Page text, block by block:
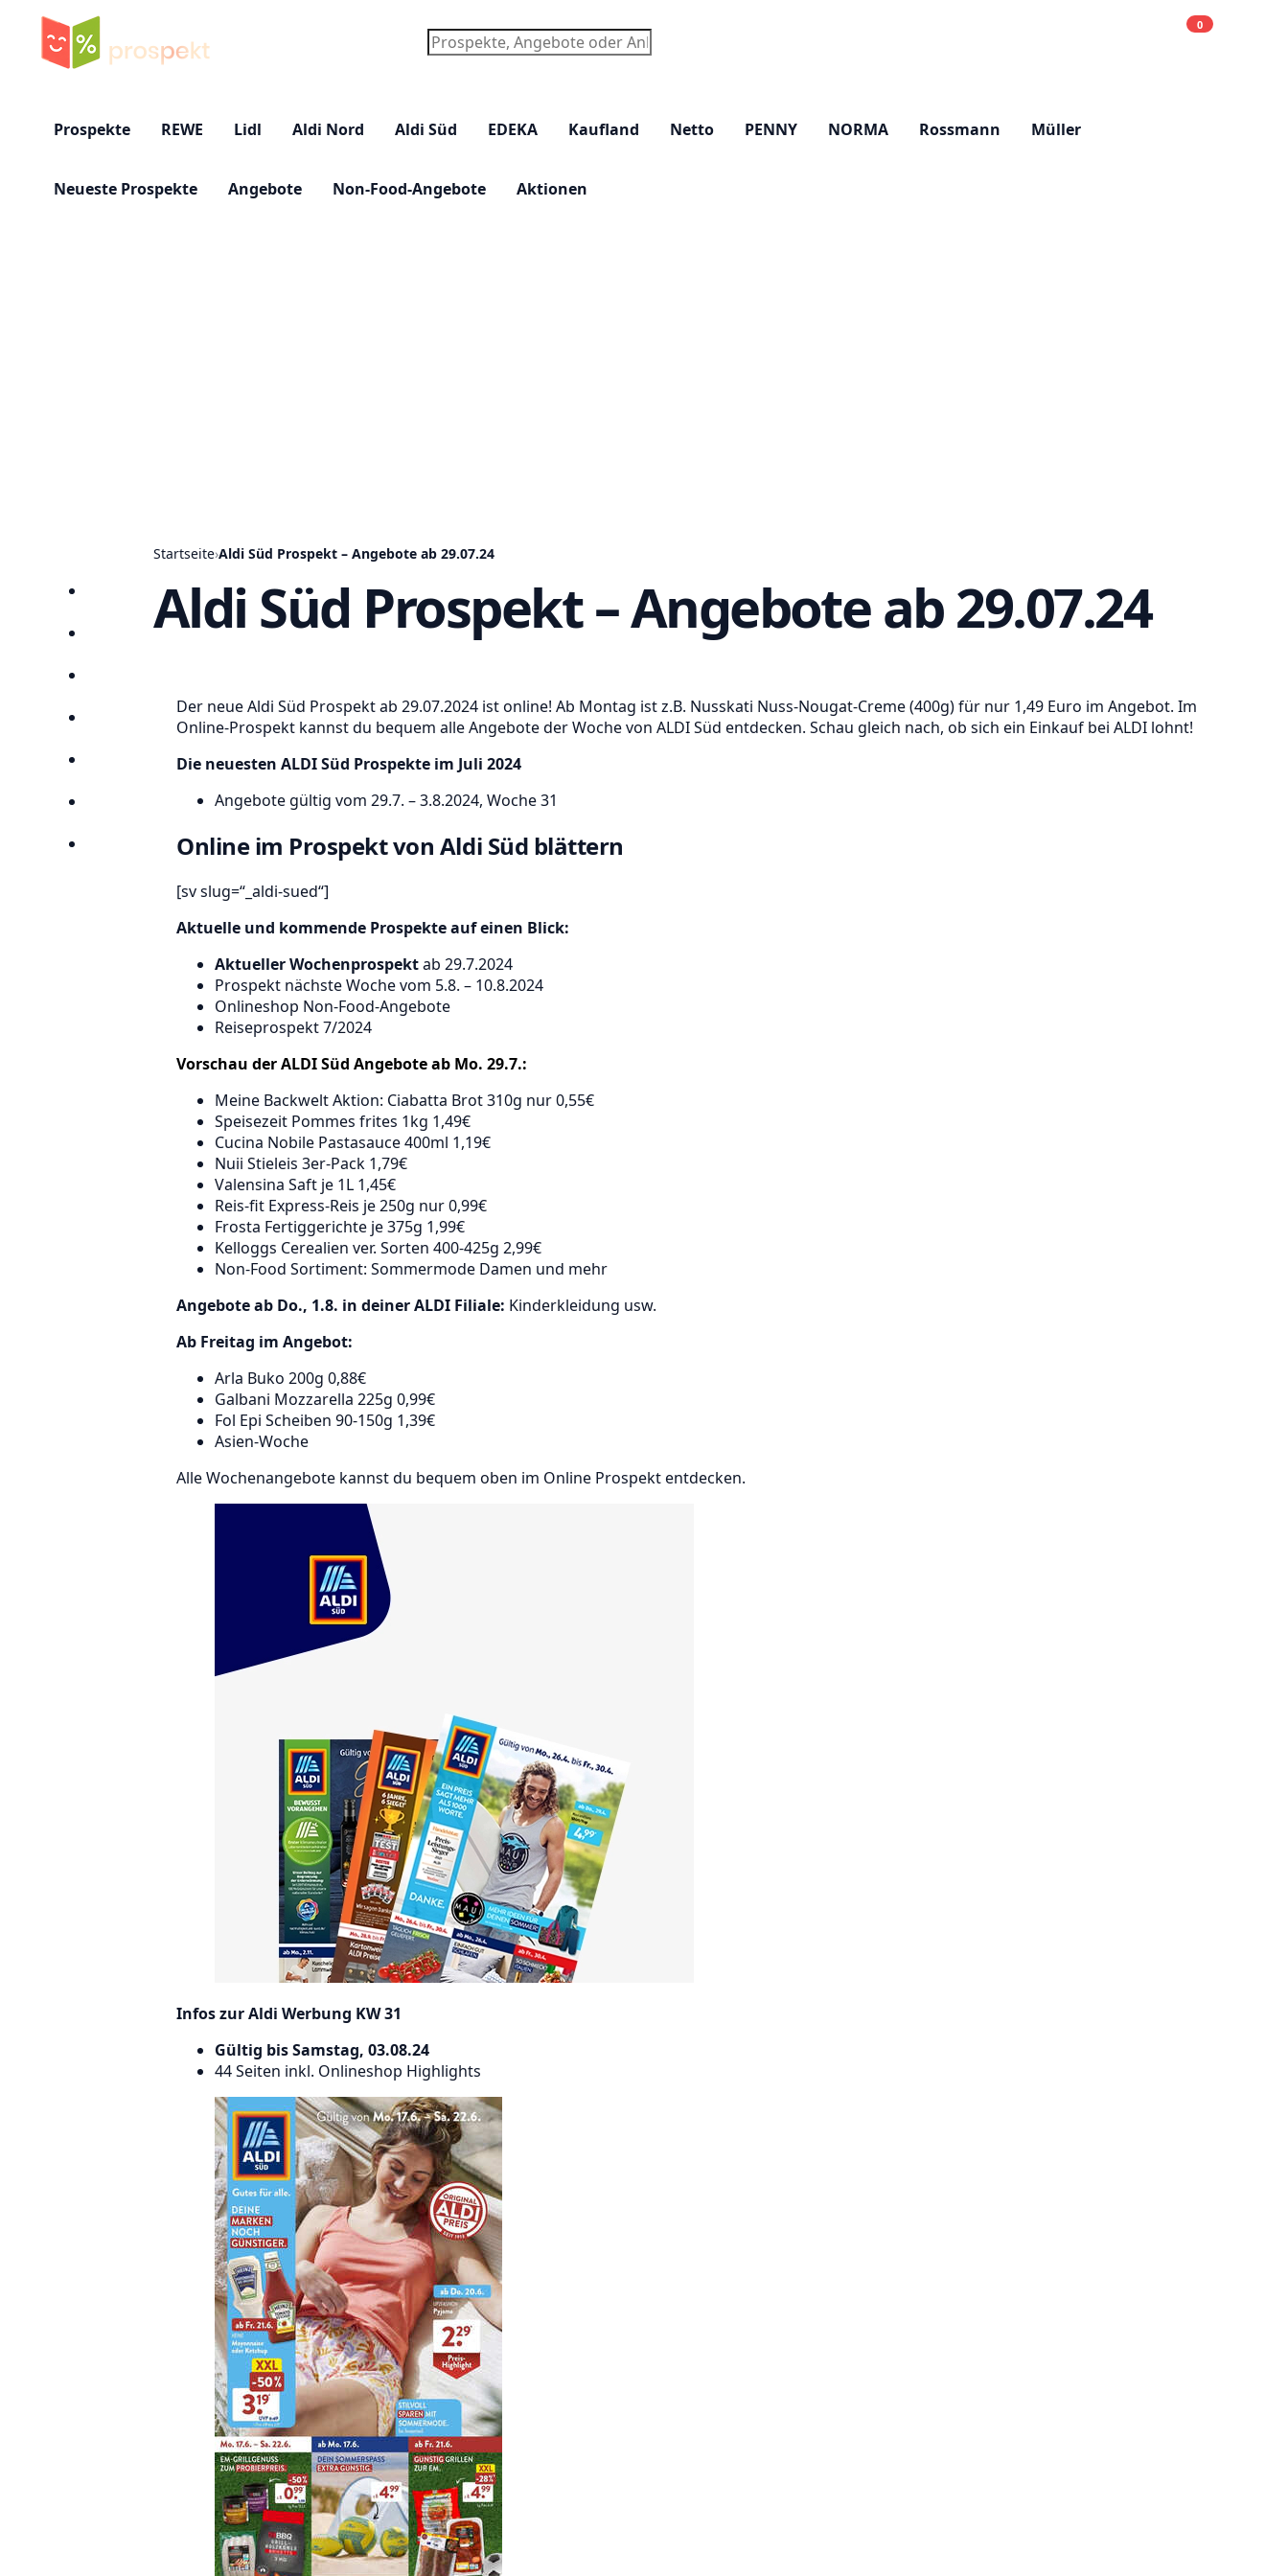
Suchen
0
Prospekte REWE Lidl Aldi Nord Aldi Süd EDEKA Kaufland Netto PENNY NORMA Rossmann Müller
Neueste Prospekte Angebote Non-Food-Angebote Aktionen
Startseite
Lieblingsprospekte
Startseite›Aldi Süd Prospekt – Angebote ab 29.07.24
Aldi Süd Prospekt – Angebote ab 29.07.24
Der neue Aldi Süd Prospekt ab 29.07.2024 ist online! Ab Montag ist z.B. Nusskati Nuss-Nougat-Creme (400g) für nur 1,49 Euro im Angebot. Im
Online-Prospekt kannst du bequem alle Angebote der Woche von ALDI Süd entdecken. Schau gleich nach, ob sich ein Einkauf bei ALDI lohnt!
Die neuesten ALDI Süd Prospekte im Juli 2024
Angebote gültig vom 29.7. – 3.8.2024, Woche 31
Online im Prospekt von Aldi Süd blättern
[sv slug=“_aldi-sued“]
Aktuelle und kommende Prospekte auf einen Blick:
Aktueller Wochenprospektab 29.7.2024
Prospekt nächste Woche vom 5.8. – 10.8.2024
Onlineshop Non-Food-Angebote
Reiseprospekt 7/2024
Vorschau der ALDI Süd Angebote ab Mo. 29.7.:
Meine Backwelt Aktion: Ciabatta Brot 310g nur 0,55€
Speisezeit Pommes frites 1kg 1,49€
Cucina Nobile Pastasauce 400ml 1,19€
Nuii Stieleis 3er-Pack 1,79€
Valensina Saft je 1L 1,45€
Reis-fit Express-Reis je 250g nur 0,99€
Frosta Fertiggerichte je 375g 1,99€
Kelloggs Cerealien ver. Sorten 400-425g 2,99€
Non-Food Sortiment: Sommermode Damen und mehr
Angebote ab Do., 1.8. in deiner ALDI Filiale: Kinderkleidung usw.
Ab Freitag im Angebot:
Arla Buko 200g 0,88€
Galbani Mozzarella 225g 0,99€
Fol Epi Scheiben 90-150g 1,39€
Asien-Woche
Alle Wochenangebote kannst du bequem oben im Online Prospekt entdecken.
Infos zur Aldi Werbung KW 31
Gültig bis Samstag, 03.08.24
44 Seiten inkl. Onlineshop Highlights